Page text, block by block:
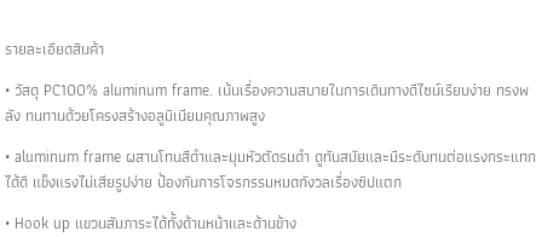
รายละเอียดสินค้า
• วัสดุ PC100% aluminum frame. เน้นเรื่องความสบายในการเดินทางดีไซน์เรียบง่าย ทรงพ
ลัง ทนทานด้วยโครงสร้างอลูมิเนียมคุณภาพสูง
• aluminum frame ผสานโทนสีดำและมุมหัวตัดรมดำ ดูทันสมัยและมีระดับทนต่อแรงกระแทก
ได้ดี แข็งแรงไม่เสียรูปง่าย ป้องกันการโจรกรรมหมดกังวลเรื่องซิปแตก
• Hook up แขวนสัมภาระได้ทั้งด้านหน้าและด้านข้าง